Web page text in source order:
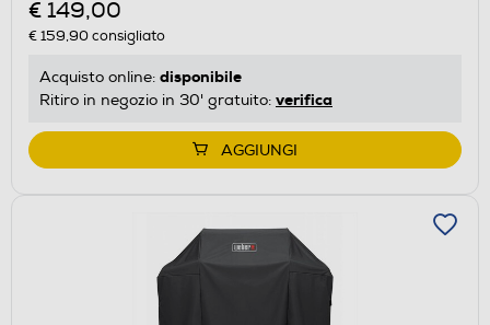
€ 149,00
€ 159,90consigliato
Acquisto online: disponibile
Ritiro in negozio in 30' gratuito: verifica
AGGIUNGI